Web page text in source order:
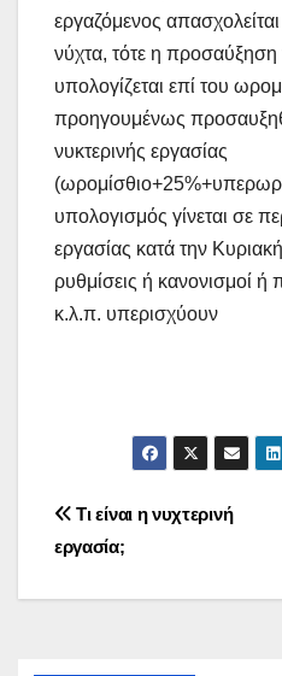
εργαζόμενος
νύχτα, τότε η
υπολογίζεται επί του
προηγουμένως
νυκτερινής εργασίας
υπολογισμός γίνεται σε
εργασίας κατά την
ρυθμίσεις ή κανονισμοί ή
κ.λ.π. υπερισχύουν
Πλοήγηση
άρθρων
Τι είναι η νυχτερινή
εργασία;